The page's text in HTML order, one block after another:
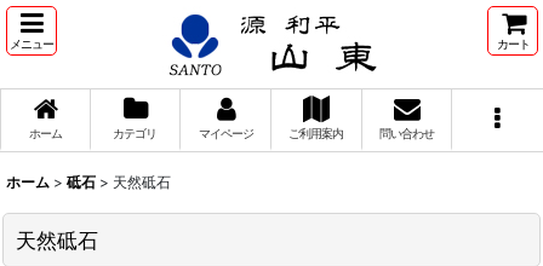
メニュー カート
ホーム カテゴリ マイページ ご利用案内 問い合わせ
ホーム > 砥石 > 天然砥石
天然砥石